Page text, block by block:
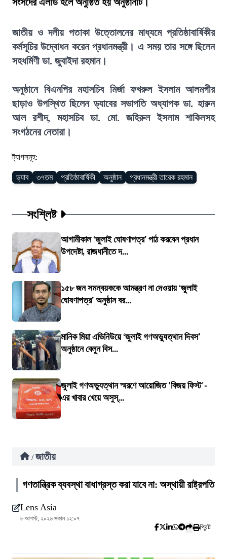
জাতীয় ও দলীয় পতাকা উত্তোলনের মাধ্যমে প্রতিষ্ঠাবার্ষিকীর
কর্মসূচির উদ্বোধন করেন প্রধানমন্ত্রী। এ সময় তার সঙ্গে ছিলেন
সহধর্মিণী ডা. জুবাইদা রহমান।
অনুষ্ঠানে বিএনপির মহাসচিব মির্জা ফখরুল ইসলাম আলমগীর
ছাড়াও উপস্থিত ছিলেন ড্যাবের সভাপতি অধ্যাপক ডা. হারুন
আল রশীদ, মহাসচিব ডা. মো. জহিরুল ইসলাম শাকিলসহ
সংগঠনের নেতারা।
ট্যাগসমূহ:
ড্যাব ৩৭তম প্রতিষ্ঠাবার্ষিকী অনুষ্ঠান প্রধানমন্ত্রী তারেক রহমান
সংশ্লিষ্ট
আগামীকাল ‘জুলাই ঘোষণাপত্র’ পাঠ করবেন প্রধান
উপদেষ্টা, রাজধানীতে দ...
১৫৮ জন সমন্বয়ককে আমন্ত্রণ না দেওয়ায় ‘জুলাই
ঘোষণাপত্র’ অনুষ্ঠান বর...
মানিক মিয়া এভিনিউয়ে ‘জুলাই গণঅভ্যুত্থান দিবস’
অনুষ্ঠানে বেলুন বিস...
জুলাই গণঅভ্যুত্থান স্মরণে আয়োজিত 'বিজয় ফিস্ট'-
এর খাবার খেয়ে অসুস্...
/ জাতীয়
গণতান্ত্রিক ব্যবস্থা বাধাগ্রস্ত করা যাবে না: অস্থায়ী রাষ্ট্রপতি
Lens Asia
৮ আগস্ট, ২০২৬ সকাল ১২:০৭
প্রিন্ট